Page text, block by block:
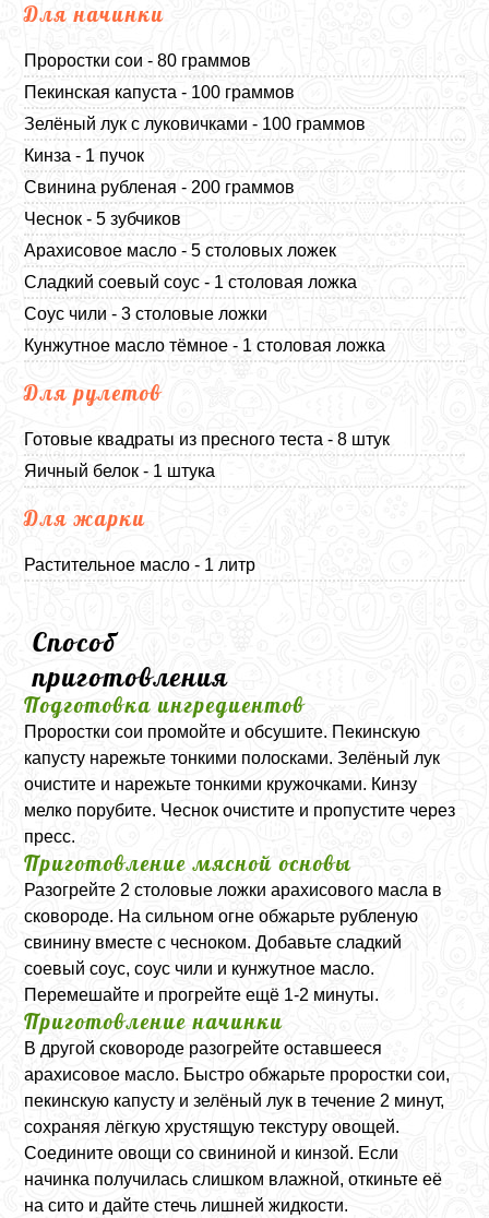
Для начинки
Проростки сои - 80 граммов
Пекинская капуста - 100 граммов
Зелёный лук с луковичками - 100 граммов
Кинза - 1 пучок
Свинина рубленая - 200 граммов
Чеснок - 5 зубчиков
Арахисовое масло - 5 столовых ложек
Сладкий соевый соус - 1 столовая ложка
Соус чили - 3 столовые ложки
Кунжутное масло тёмное - 1 столовая ложка
Для рулетов
Готовые квадраты из пресного теста - 8 штук
Яичный белок - 1 штука
Для жарки
Растительное масло - 1 литр
Способ
приготовления
Подготовка ингредиентов
Проростки сои промойте и обсушите. Пекинскую
капусту нарежьте тонкими полосками. Зелёный лук
очистите и нарежьте тонкими кружочками. Кинзу
мелко порубите. Чеснок очистите и пропустите через
пресс.
Приготовление мясной основы
Разогрейте 2 столовые ложки арахисового масла в
сковороде. На сильном огне обжарьте рубленую
свинину вместе с чесноком. Добавьте сладкий
соевый соус, соус чили и кунжутное масло.
Перемешайте и прогрейте ещё 1-2 минуты.
Приготовление начинки
В другой сковороде разогрейте оставшееся
арахисовое масло. Быстро обжарьте проростки сои,
пекинскую капусту и зелёный лук в течение 2 минут,
сохраняя лёгкую хрустящую текстуру овощей.
Соедините овощи со свининой и кинзой. Если
начинка получилась слишком влажной, откиньте её
на сито и дайте стечь лишней жидкости.